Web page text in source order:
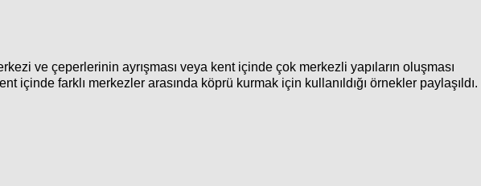
ve çeperlerinin ayrışması veya kent içinde çok merkezli yapıların oluşması
içinde farklı merkezler arasında köprü kurmak için kullanıldığı örnekler paylaşıldı.